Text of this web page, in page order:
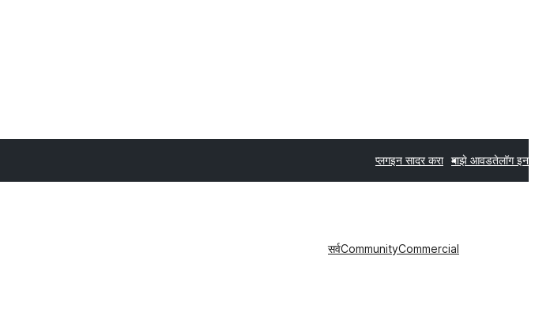
प्लगइन सादर करा माझे आवडतेलॉग इन
सर्वCommunityCommercial